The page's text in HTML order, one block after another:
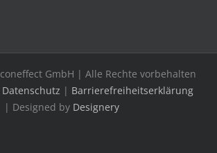
coneffect GmbH | Alle Rechte vorbehalten
Datenschutz | Barrierefreiheitserklärung
| Designed by Designery